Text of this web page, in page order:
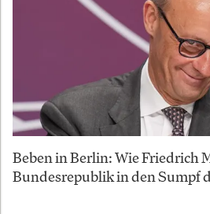
Beben in Berlin: Wie Friedrich
Bundesrepublik in den Sumpf